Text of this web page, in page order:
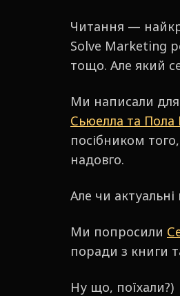
Читання —
Solve Marketing
тощо. Але який
Ми написали для
Сьюелла та Пола
посібником
надовго.
Але чи актуальні
Ми попросили
поради з книги
Ну що, поїхали?)